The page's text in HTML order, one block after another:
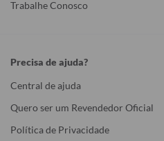
Trabalhe Conosco
Precisa de ajuda?
Central de ajuda
Quero ser um Revendedor Oficial
Política de Privacidade